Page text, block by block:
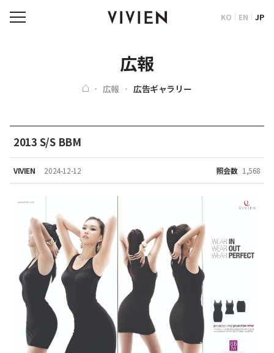
KO EN JP
広報
広報 広告ギャラリー
2013 S/S BBM
VIVIEN 2024-12-12 照会数 1,568